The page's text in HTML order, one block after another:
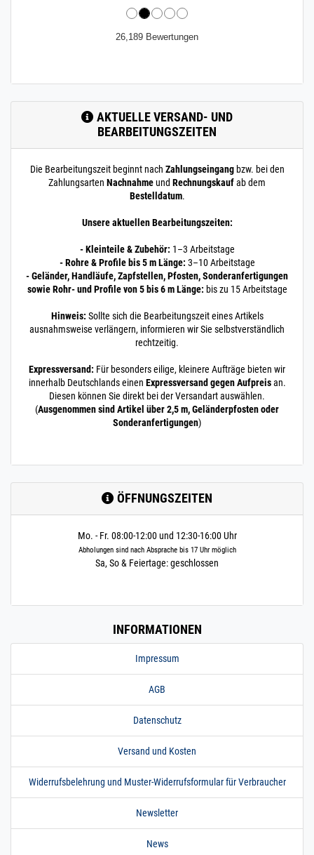
26,189 Bewertungen
AKTUELLE VERSAND- UND
BEARBEITUNGSZEITEN
Die Bearbeitungszeit beginnt nach Zahlungseingangbzw. bei den
Zahlungsarten Nachnahmeund Rechnungskaufab dem
Bestelldatum.
Unsere aktuellen Bearbeitungszeiten:
- Kleinteile & Zubehör: 1–3 Arbeitstage
- Rohre & Profile bis 5 m Länge: 3–10 Arbeitstage
- Geländer, Handläufe, Zapfstellen, Pfosten, Sonderanfertigungen
sowie Rohr- und Profile von 5 bis 6 m Länge: bis zu 15 Arbeitstage
Hinweis: Sollte sich die Bearbeitungszeit eines Artikels
ausnahmsweise verlängern, informieren wir Sie selbstverständlich
rechtzeitig.
Expressversand: Für besonders eilige, kleinere Aufträge bieten wir
innerhalb Deutschlands einen Expressversand gegen Aufpreisan.
Diesen können Sie direkt bei der Versandart auswählen.
(Ausgenommen sind Artikel über 2,5 m, Geländerpfosten oder
Sonderanfertigungen)
ÖFFNUNGSZEITEN
Mo. - Fr. 08:00-12:00 und 12:30-16:00 Uhr
Abholungen sind nach Absprache bis 17 Uhr möglich
Sa, So & Feiertage: geschlossen
INFORMATIONEN
Impressum
AGB
Datenschutz
Versand und Kosten
Widerrufsbelehrung und Muster-Widerrufsformular für Verbraucher
Newsletter
News